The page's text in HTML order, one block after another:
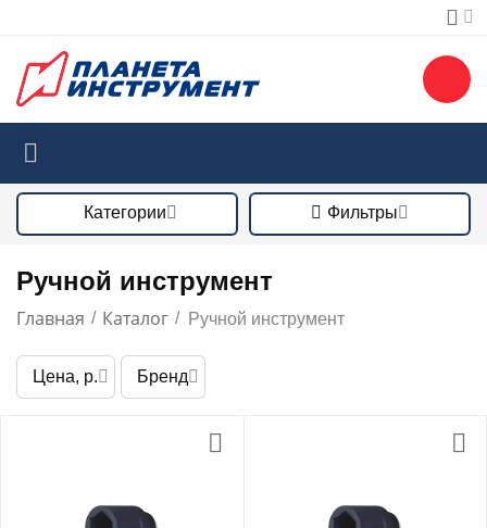
Категории Фильтры
Ручной инструмент
Главная / Каталог / Ручной инструмент
Цена, р. Бренд